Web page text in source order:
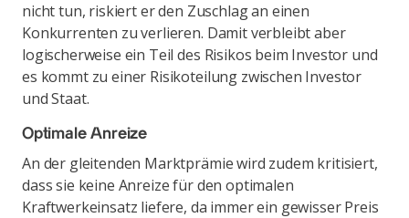
nicht tun, riskiert er den Zuschlag an einen
Konkurrenten zu verlieren. Damit verbleibt aber
logischerweise ein Teil des Risikos beim Investor und
es kommt zu einer Risikoteilung zwischen Investor
und Staat.
Optimale Anreize
An der gleitenden Marktprämie wird zudem kritisiert,
dass sie keine Anreize für den optimalen
Kraftwerkeinsatz liefere, da immer ein gewisser Preis